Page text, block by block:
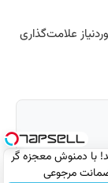
نابودی سموم کبد! با دمنوش معجزه گر
مرجوعی
علامت‌گذاری